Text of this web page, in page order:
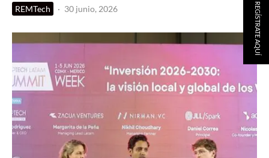
REMTech · 30 junio, 2026 REGÍSTRATE AQUÍ